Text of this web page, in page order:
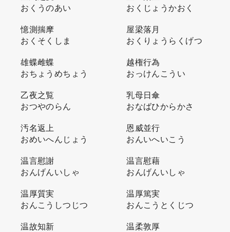
おくうのあい
おくじょうかおく
憶測揣摩
おくそくしま
屋梁落月
おくりょうらくげつ
雄蝶雌蝶
おちょうめちょう
越権行為
おっけんこうい
乙夜之覧
おつやのらん
乳母日傘
おなばひからかさ
汚名返上
おめいへんじょう
恩威並行
おんいへいこう
温言慰謝
おんげんいしゃ
温言慰藉
おんげんいしゃ
温厚質実
おんこうしつじつ
温厚篤実
おんこうとくじつ
温故知新
温柔敦厚